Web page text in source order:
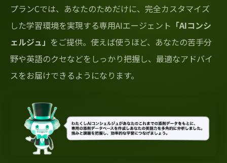
プランCでは、あなたのためだけに、完全カスタマイズ
した学習環境を実現する専用AIエージェント 「AIコンシ
ェルジュ」 をご提供。使えば使うほど、あなたの苦手分
野や英語のクセなどをしっかり把握し、最適なアドバイ
スをお届けできるようになります。